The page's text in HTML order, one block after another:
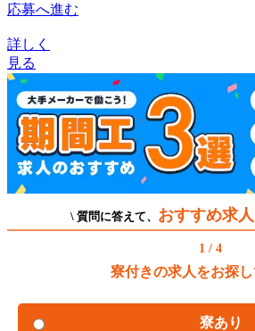
応募へ進む
詳しく
見る
\ 質問に答えて、 おすすめ求人
1 / 4
寮付きの求人をお探し
寮あり